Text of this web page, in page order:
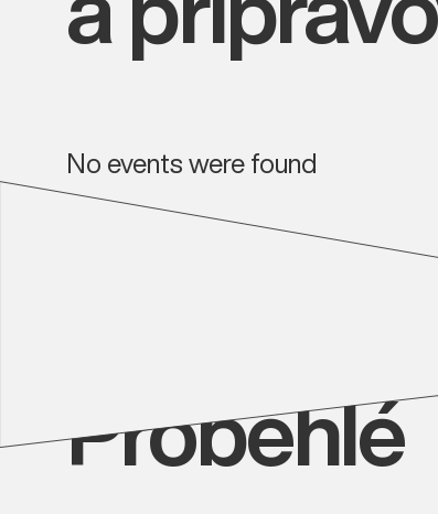
No events were found
Proběhlé